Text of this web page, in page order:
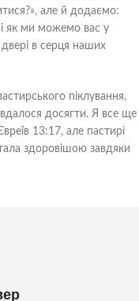
але й додаємо:
і як ми можемо вас у
в серця наших
піклування,
досягти. Я все ще
13:17, але пастирі
здоровішою завдяки